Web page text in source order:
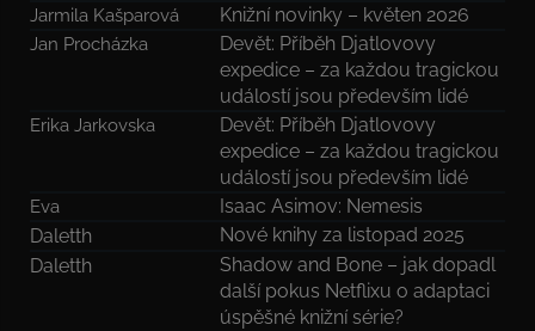
Jarmila Kašparová Knižní novinky – květen 2026
Jan Procházka
Devět: Příběh Djatlovovy
expedice – za každou tragickou
událostí jsou především lidé
Erika Jarkovska
Devět: Příběh Djatlovovy
expedice – za každou tragickou
událostí jsou především lidé
Eva
Isaac Asimov: Nemesis
Daletth
Nové knihy za listopad 2025
Daletth
Shadow and Bone – jak dopadl
další pokus Netflixu o adaptaci
úspěšné knižní série?